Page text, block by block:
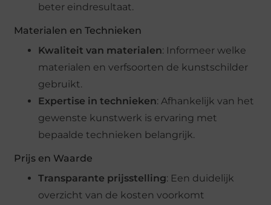
beter eindresultaat.
Materialen en Technieken
Kwaliteit van materialen: Informeer welke
materialen en verfsoorten de kunstschilder
gebruikt.
Expertise in technieken: Afhankelijk van het
gewenste kunstwerk is ervaring met
bepaalde technieken belangrijk.
Prijs en Waarde
Transparante prijsstelling: Een duidelijk
overzicht van de kosten voorkomt